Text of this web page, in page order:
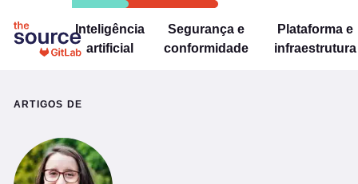
Inteligência
artificial
Segurança e
conformidade
Plataforma e
infraestrutura
ARTIGOS DE